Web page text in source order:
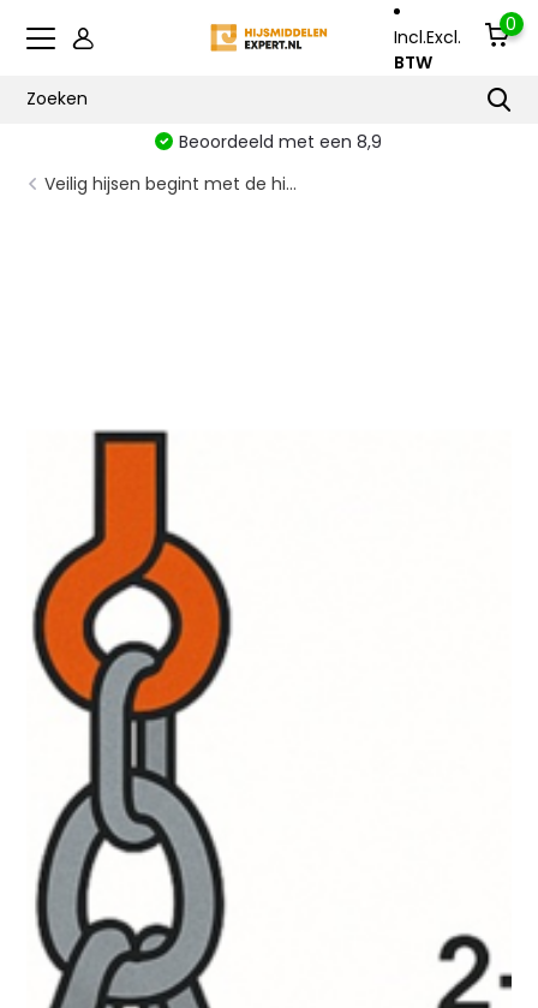
Incl.Excl.
BTW
0
Vanaf €500 gratis verzonden
Veilig hijsen begint met de hi...